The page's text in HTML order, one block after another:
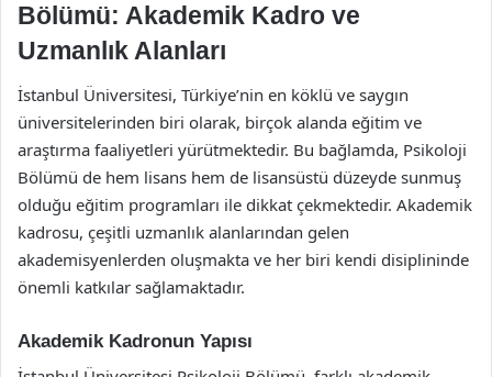
Bölümü: Akademik Kadro ve
Uzmanlık Alanları
İstanbul Üniversitesi, Türkiye’nin en köklü ve saygın
üniversitelerinden biri olarak, birçok alanda eğitim ve
araştırma faaliyetleri yürütmektedir. Bu bağlamda, Psikoloji
Bölümü de hem lisans hem de lisansüstü düzeyde sunmuş
olduğu eğitim programları ile dikkat çekmektedir. Akademik
kadrosu, çeşitli uzmanlık alanlarından gelen
akademisyenlerden oluşmakta ve her biri kendi disiplininde
önemli katkılar sağlamaktadır.
Akademik Kadronun Yapısı